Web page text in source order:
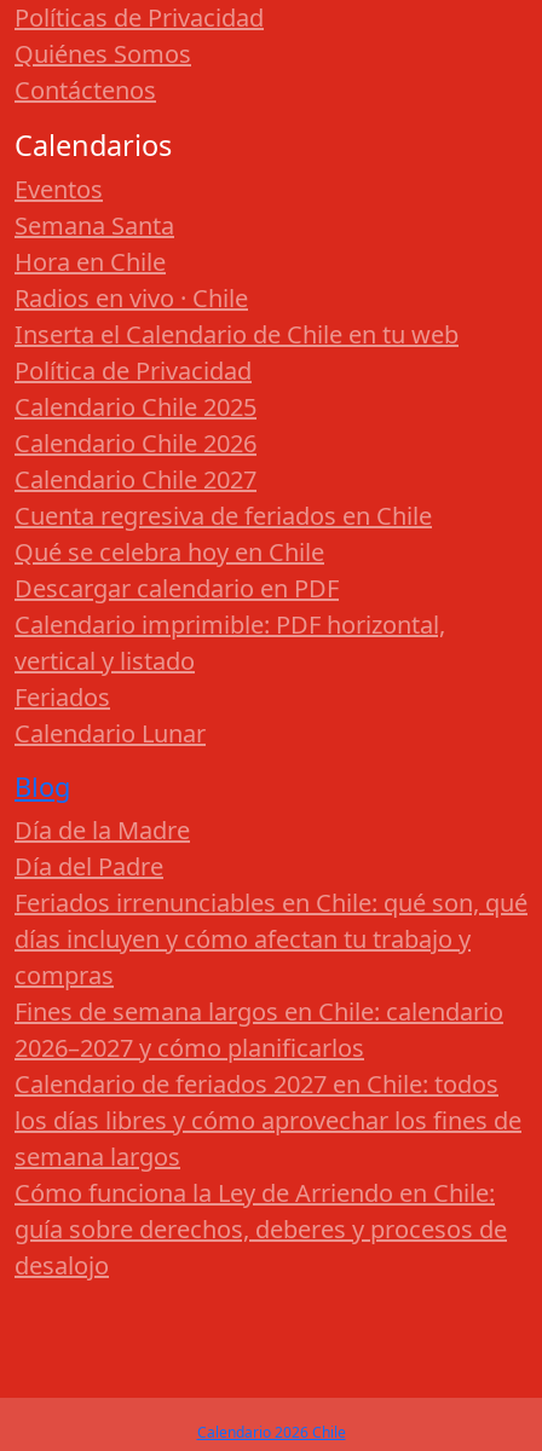
Políticas de Privacidad
Quiénes Somos
Contáctenos
Calendarios
Eventos
Semana Santa
Hora en Chile
Radios en vivo · Chile
Inserta el Calendario de Chile en tu web
Política de Privacidad
Calendario Chile 2025
Calendario Chile 2026
Calendario Chile 2027
Cuenta regresiva de feriados en Chile
Qué se celebra hoy en Chile
Descargar calendario en PDF
Calendario imprimible: PDF horizontal,
vertical y listado
Feriados
Calendario Lunar
Blog
Día de la Madre
Día del Padre
Feriados irrenunciables en Chile: qué son, qué
días incluyen y cómo afectan tu trabajo y
compras
Fines de semana largos en Chile: calendario
2026–2027 y cómo planificarlos
Calendario de feriados 2027 en Chile: todos
los días libres y cómo aprovechar los fines de
semana largos
Cómo funciona la Ley de Arriendo en Chile:
guía sobre derechos, deberes y procesos de
desalojo
Calendario 2026 Chile